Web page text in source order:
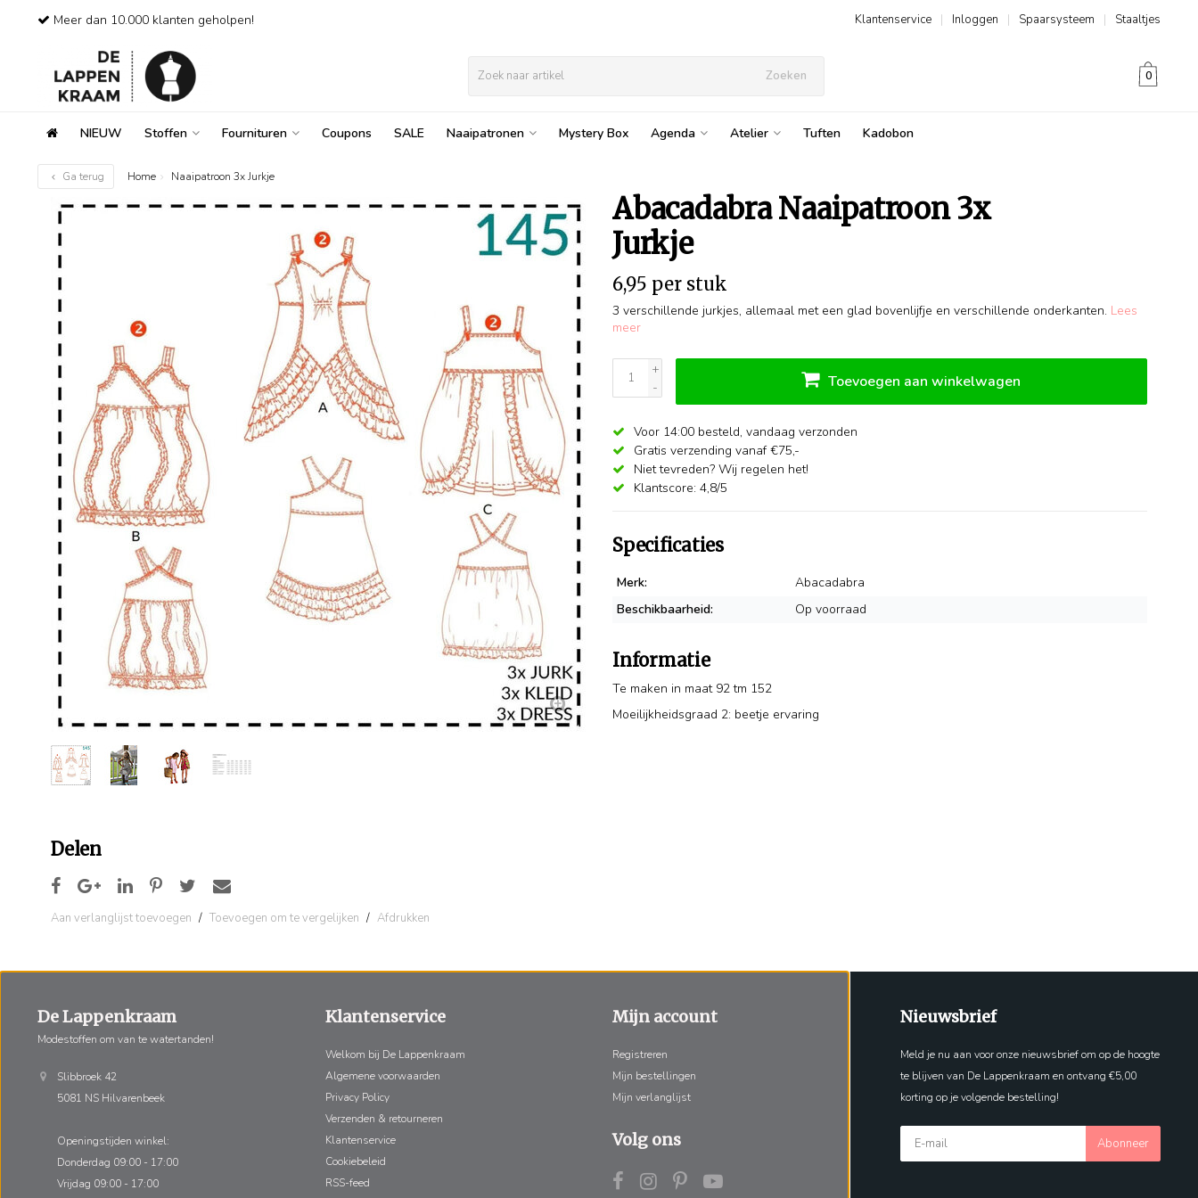
Meer dan 10.000 klanten geholpen! Staaltjes
|
Spaarsysteem
|
Inloggen
|
Klantenservice
Zoeken 0
NIEUW Stoffen Fournituren Coupons SALE Naaipatronen Mystery Box Agenda Atelier Tuften Kadobon
Ga terug Home Naaipatroon 3x Jurkje
Delen
Aan verlanglijst toevoegen / Toevoegen om te vergelijken / Afdrukken
Abacadabra Naaipatroon 3x
Jurkje
6,95 per stuk
3 verschillende jurkjes, allemaal met een glad bovenlijfje en verschillende onderkanten. Lees
meer
+
-
Toevoegen aan winkelwagen
Voor 14:00 besteld, vandaag verzonden
Gratis verzending vanaf €75,-
Niet tevreden? Wij regelen het!
Klantscore: 4,8/5
Specificaties
Merk:
Abacadabra
Beschikbaarheid:
Op voorraad
Informatie
Te maken in maat 92 tm 152
Moeilijkheidsgraad 2: beetje ervaring
De Lappenkraam
Modestoffen om van te watertanden!
Slibbroek 42
5081 NS Hilvarenbeek
Openingstijden winkel:
Donderdag 09:00 - 17:00
Vrijdag 09:00 - 17:00
Klantenservice
Welkom bij De Lappenkraam
Algemene voorwaarden
Privacy Policy
Verzenden & retourneren
Klantenservice
Cookiebeleid
RSS-feed
Mijn account
Registreren
Mijn bestellingen
Mijn verlanglijst
Volg ons
Nieuwsbrief
Meld je nu aan voor onze nieuwsbrief om op de hoogte
te blijven van De Lappenkraam en ontvang €5,00
korting op je volgende bestelling!
Abonneer